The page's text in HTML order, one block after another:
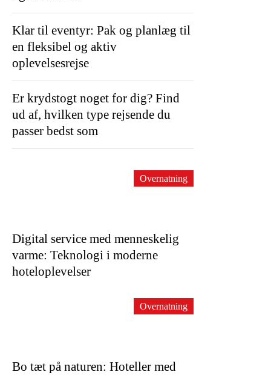
Klar til eventyr: Pak og planlæg til
en fleksibel og aktiv
oplevelsesrejse
Er krydstogt noget for dig? Find
ud af, hvilken type rejsende du
passer bedst som
Digital service med menneskelig
varme: Teknologi i moderne
hoteloplevelser
Overnatning
Bo tæt på naturen: Hoteller med
Overnatning